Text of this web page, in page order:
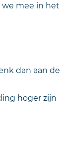
mee in het
dan aan de
hoger zijn